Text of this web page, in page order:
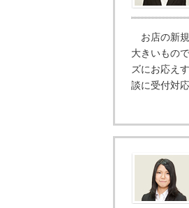
お店の新規
大きいもの
ズにお応え
談に受付対